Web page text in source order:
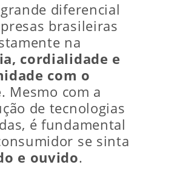
diferencial
brasileiras
na
cordialidade e
com o
. Mesmo com a
de tecnologias
é fundamental
se sinta
e ouvido.